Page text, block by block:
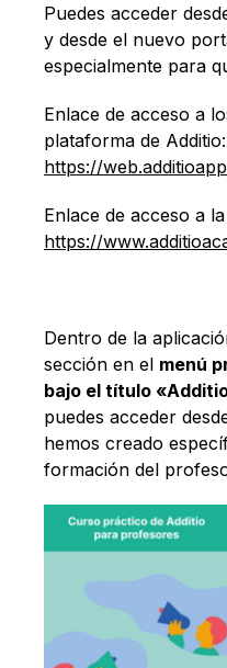
Puedes acceder
y desde el nuevo
especialmente para
Enlace de acceso a
plataforma de Additio:
https://
Enlace de acceso a
https://
Dentro de la
sección en el menú
bajo el título
puedes acceder
hemos creado
formación del